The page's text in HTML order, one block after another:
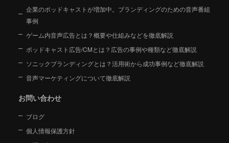
企業のポッドキャストが増加中。ブランディングのための音声番組
事例
ゲーム内音声広告とは？概要や仕組みなどを徹底解説
ポッドキャスト広告/CMとは？広告の事例や種類など徹底解説
ソニックブランディングとは？活用術から成功事例など徹底解説
音声マーケティングについて徹底解説
お問い合わせ
ブログ
個人情報保護方針